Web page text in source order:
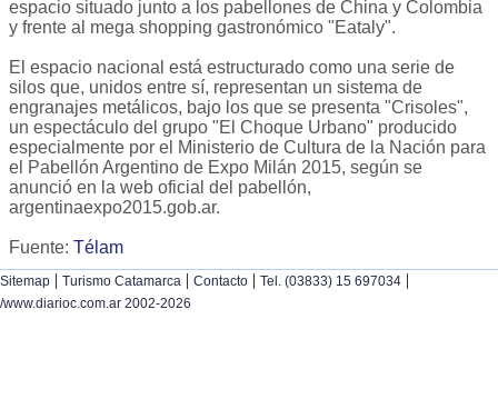
espacio situado junto a los pabellones de China y Colombia
y frente al mega shopping gastronómico "Eataly".
El espacio nacional está estructurado como una serie de
silos que, unidos entre sí, representan un sistema de
engranajes metálicos, bajo los que se presenta "Crisoles",
un espectáculo del grupo "El Choque Urbano" producido
especialmente por el Ministerio de Cultura de la Nación para
el Pabellón Argentino de Expo Milán 2015, según se
anunció en la web oficial del pabellón,
argentinaexpo2015.gob.ar.
Fuente: Télam
Sitemap | Turismo Catamarca | Contacto | Tel. (03833) 15 697034 |
/www.diarioc.com.ar 2002-2026